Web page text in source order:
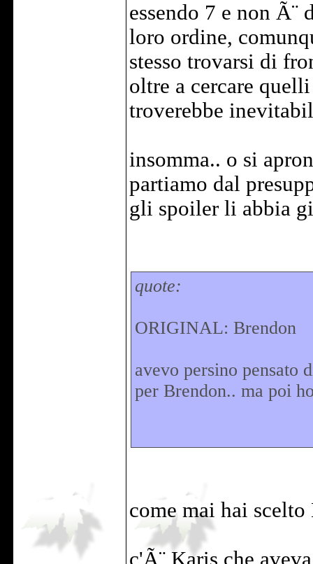
essendo 7 e non
loro ordine,
stesso trovarsi di
oltre a cercare
troverebbe
insomma.. o si
partiamo dal
gli spoiler li abbia
quote:
ORIGINAL: Brendon
avevo persino pensato
per Brendon.. ma poi
come mai hai
c'Ã¨ Karis che